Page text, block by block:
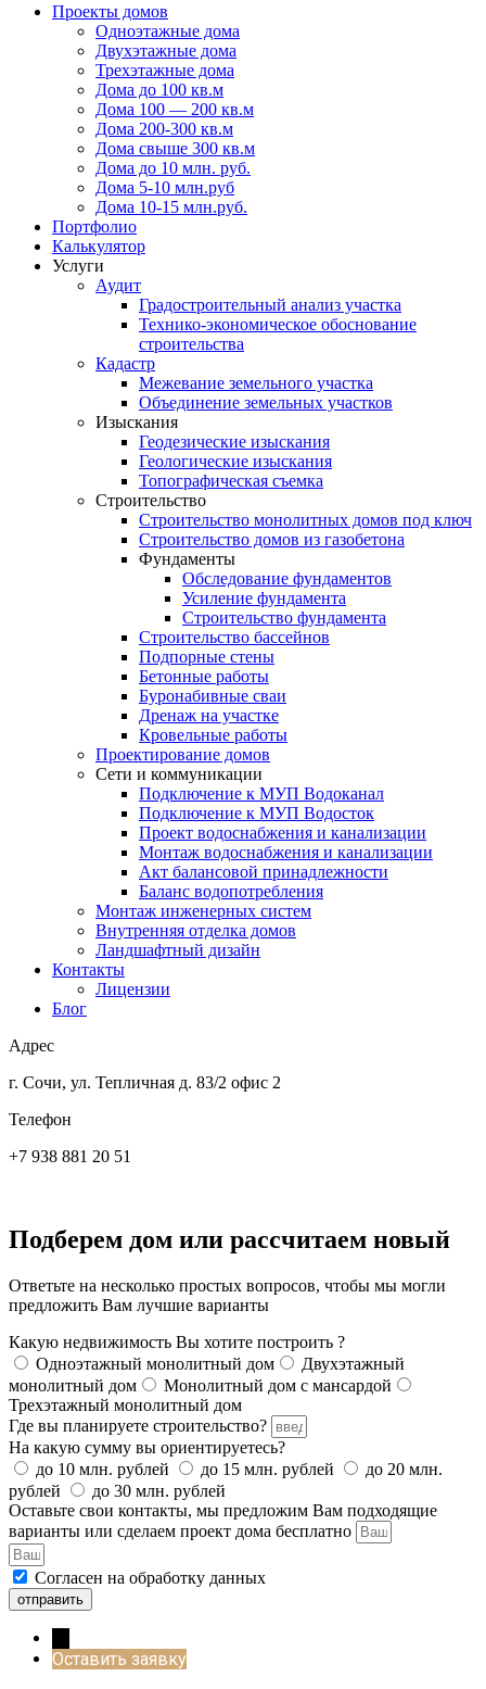
Проекты домов
Одноэтажные дома
Двухэтажные дома
Трехэтажные дома
Дома до 100 кв.м
Дома 100 — 200 кв.м
Дома 200-300 кв.м
Дома свыше 300 кв.м
Дома до 10 млн. руб.
Дома 5-10 млн.руб
Дома 10-15 млн.руб.
Портфолио
Калькулятор
Услуги
Аудит
Градостроительный анализ участка
Технико-экономическое обоснование
строительства
Кадастр
Межевание земельного участка
Объединение земельных участков
Изыскания
Геодезические изыскания
Геологические изыскания
Топографическая съемка
Строительство
Строительство монолитных домов под ключ
Строительство домов из газобетона
Фундаменты
Обследование фундаментов
Усиление фундамента
Строительство фундамента
Строительство бассейнов
Подпорные стены
Бетонные работы
Буронабивные сваи
Дренаж на участке
Кровельные работы
Проектирование домов
Сети и коммуникации
Подключение к МУП Водоканал
Подключение к МУП Водосток
Проект водоснабжения и канализации
Монтаж водоснабжения и канализации
Акт балансовой принадлежности
Баланс водопотребления
Монтаж инженерных систем
Внутренняя отделка домов
Ландшафтный дизайн
Контакты
Лицензии
Блог
Адрес
г. Сочи, ул. Тепличная д. 83/2 офис 2
Телефон
+7 938 881 20 51
Подберем дом или рассчитаем новый
Ответьте на несколько простых вопросов, чтобы мы могли
предложить Вам лучшие варианты
Какую недвижимость Вы хотите построить ?
Одноэтажный монолитный дом
Двухэтажный
монолитный дом
Монолитный дом с мансардой
Трехэтажный монолитный дом
Где вы планируете строительство?
На какую сумму вы ориентируетесь?
до 10 млн. рублей
до 15 млн. рублей
до 20 млн.
рублей
до 30 млн. рублей
Оставьте свои контакты, мы предложим Вам подходящие
варианты или сделаем проект дома бесплатно
Согласен на обработку данных
отправить
Оставить заявку